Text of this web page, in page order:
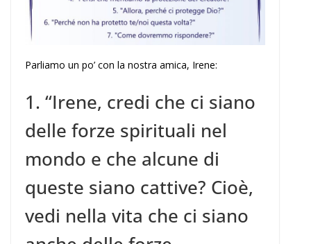
Parliamo un po’ con la nostra amica, Irene:
1. “Irene, credi che ci siano
delle forze spirituali nel
mondo e che alcune di
queste siano cattive? Cioè,
vedi nella vita che ci siano